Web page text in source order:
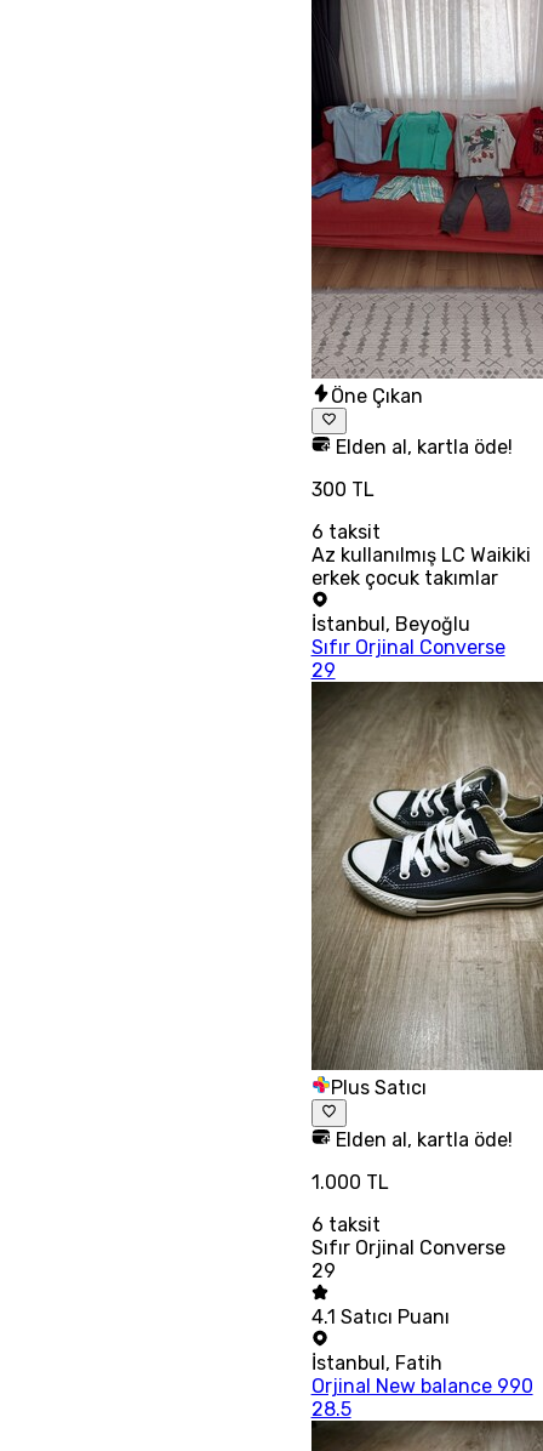
Öne Çıkan
Elden al, kartla öde!
300 TL
6 taksit
Az kullanılmış LC Waikiki
erkek çocuk takımlar
İstanbul , Beyoğlu
Sıfır Orjinal Converse
29
Plus Satıcı
Elden al, kartla öde!
1.000 TL
6 taksit
Sıfır Orjinal Converse
29
4.1 Satıcı Puanı
İstanbul, Fatih
Orjinal New balance 990
28.5